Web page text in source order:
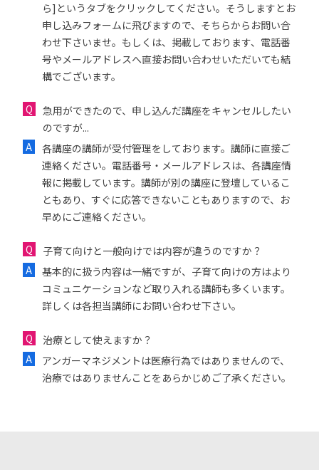
ら]というタブをクリックしてください。そうしますとお
申し込みフォームに飛びますので、そちらからお問い合
わせ下さいませ。もしくは、掲載しております、電話番
号やメールアドレスへ直接お問い合わせいただいても結
構でございます。
急用ができたので、申し込んだ講座をキャンセルしたい
のですが...
各講座の講師が受付管理をしております。講師に直接ご
連絡ください。電話番号・メールアドレスは、各講座情
報に掲載しています。講師が別の講座に登壇しているこ
ともあり、すぐに応答できないこともありますので、お
早めにご連絡ください。
子育て向けと一般向けでは内容が違うのですか？
基本的に扱う内容は一緒ですが、子育て向けの方はより
コミュニケーションなど取り入れる講師も多くいます。
詳しくは各担当講師にお問い合わせ下さい。
治療として使えますか？
アンガーマネジメントは医療行為ではありませんので、
治療ではありませんことをあらかじめご了承ください。